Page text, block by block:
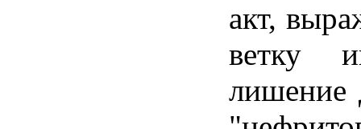
акт,
ветку
лишение